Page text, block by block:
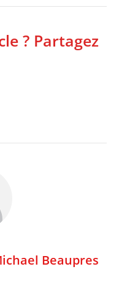
? Partagez
Beaupres